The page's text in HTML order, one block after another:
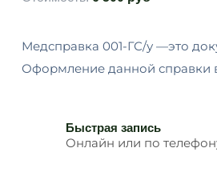
Медсправка 001-ГС/у —это
Оформление данной справки
Быстрая запись
Онлайн или по